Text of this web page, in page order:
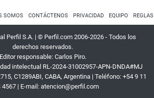
SOMOS CONTÁCTENOS PRIVACIDAD EQUIPO
Perfil S.A. | © Perfil.com 2006-2026 - Todos los
derechos reservados.
Editor responsable: Carlos Piro.
intelectual RL-2024-31002957-APN-DNDA#MJ
, C1289ABI, CABA, Argentina | Teléfono: +54 9 11
4567 | E-mail: atencion@perfil.com